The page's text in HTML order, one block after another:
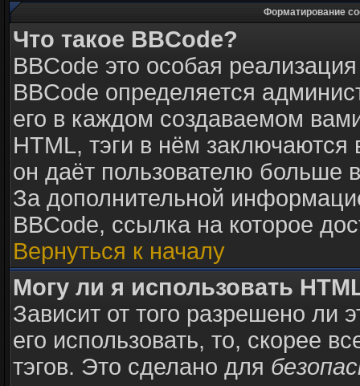
Форматирование
Что такое BBCode?
BBCode это особая
BBCode определяется
его в каждом создаваемом
HTML, тэги в нём
он даёт пользователю больше
За дополнительной
BBCode, ссылка на которое
Вернуться к началу
Могу ли я использовать
Зависит от того разрешено ли
его использовать, то, скорее
тэгов. Это сделано для